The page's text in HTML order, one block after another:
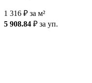
1 316 ₽ за м²
5 908.84 ₽ за уп.